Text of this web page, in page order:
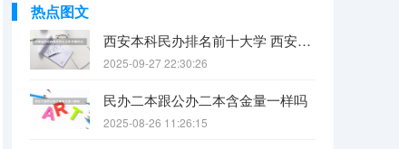
热点图文
西安本科民办排名前十大学 西安民办本科院校排名
2025-09-27 22:30:26
民办二本跟公办二本含金量一样吗
2025-08-26 11:26:15